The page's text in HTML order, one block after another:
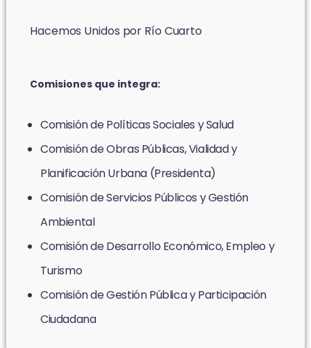
Hacemos Unidos por Río Cuarto
Comisiones que integra:
Comisión de Políticas Sociales y Salud
Comisión de Obras Públicas, Vialidad y
Planificación Urbana (Presidenta)
Comisión de Servicios Públicos y Gestión
Ambiental
Comisión de Desarrollo Económico, Empleo y
Turismo
Comisión de Gestión Pública y Participación
Ciudadana